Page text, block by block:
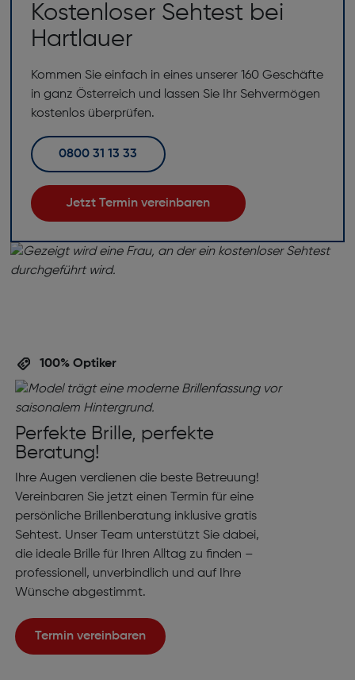
Kostenloser Sehtest bei
Hartlauer
Kommen Sie einfach in eines unserer 160 Geschäfte
in ganz Österreich und lassen Sie Ihr Sehvermögen
kostenlos überprüfen.
0800 31 13 33
Jetzt Termin vereinbaren
100% Optiker
Perfekte Brille, perfekte
Beratung!
Ihre Augen verdienen die beste Betreuung!
Vereinbaren Sie jetzt einen Termin für eine
persönliche Brillenberatung inklusive gratis
Sehtest. Unser Team unterstützt Sie dabei,
die ideale Brille für Ihren Alltag zu finden –
professionell, unverbindlich und auf Ihre
Wünsche abgestimmt.
Termin vereinbaren